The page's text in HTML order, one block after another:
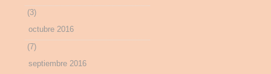
(3)
octubre 2016
(7)
septiembre 2016